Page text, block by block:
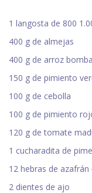
1 langosta de 800
400 g de almejas
400 g de arroz bomba
150 g de pimiento
100 g de cebolla
100 g de pimiento
120 g de tomate
1 cucharadita de
12 hebras de azafrán
2 dientes de ajo